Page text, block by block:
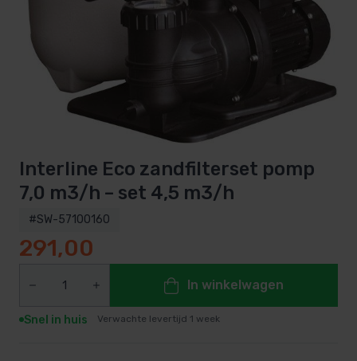
Interline Eco zandfilterset pomp
7,0 m3/h – set 4,5 m3/h
#SW-57100160
291,00
In winkelwagen
Snel in huis Verwachte levertijd 1 week